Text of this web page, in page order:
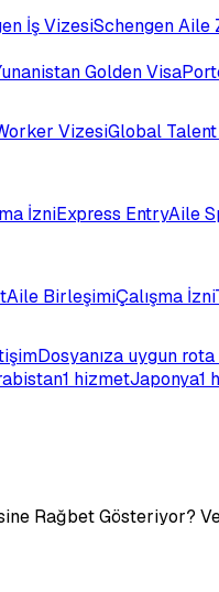
İş VizesiSchengen Aile
Golden Visa
VizesiGlobal
İzniExpress EntryAile
Aile BirleşimiÇalışma İzni
Dosyanıza uygun
1 hizmetJaponya1
Rağbet Gösteriyor?